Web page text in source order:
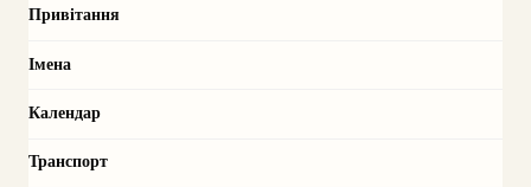
Привітання
Імена
Календар
Транспорт